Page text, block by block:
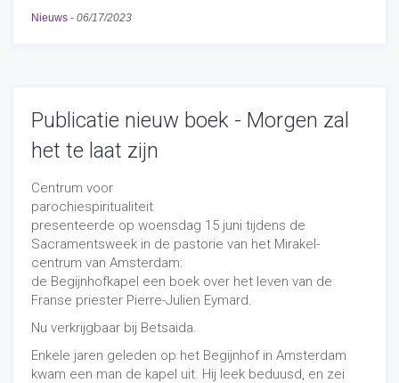
Nieuws - 06/17/2023
Publicatie nieuw boek - Morgen zal
het te laat zijn
Centrum voor
parochiespiritualiteit
presenteerde op woensdag 15 juni tijdens de
Sacramentsweek in de pastorie van het Mirakel-
centrum van Amsterdam:
de Begijnhofkapel een boek over het leven van de
Franse priester Pierre-Julien Eymard.
Nu verkrijgbaar bij Betsaida.
Enkele jaren geleden op het Begijnhof in Amsterdam
kwam een man de kapel uit. Hij leek beduusd, en zei